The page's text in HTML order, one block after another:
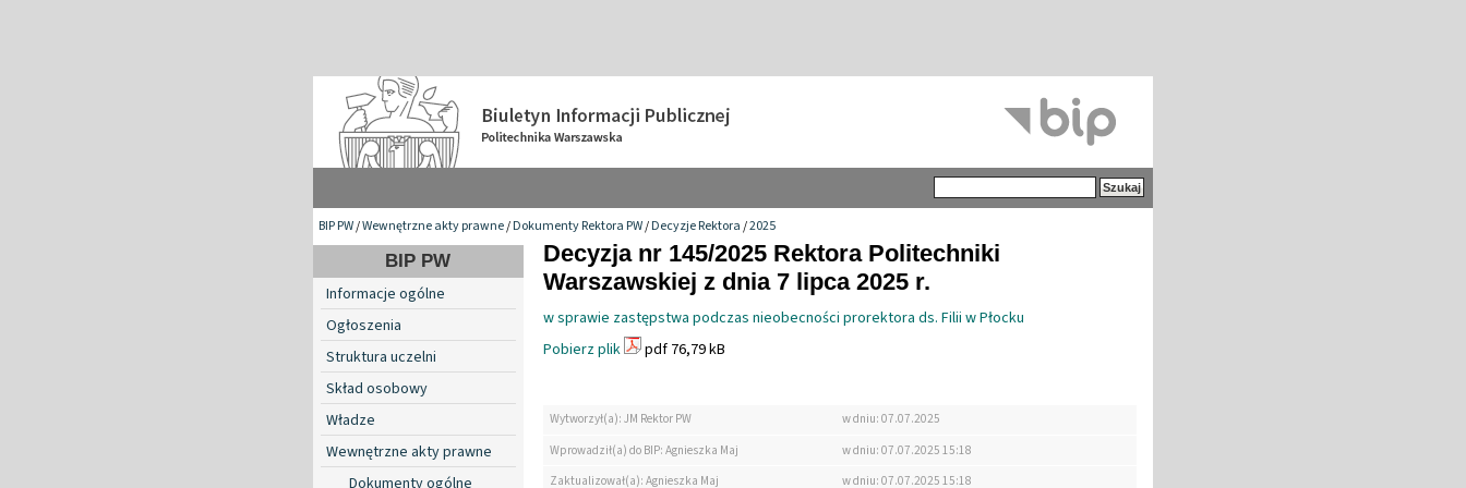
BIP PW/Wewnętrzne akty prawne/Dokumenty Rektora PW/Decyzje Rektora/2025
BIP PW
Informacje ogólne
Ogłoszenia
Struktura uczelni
Skład osobowy
Władze
Wewnętrzne akty prawne
Dokumenty ogólne
Decyzja nr 145/2025 Rektora Politechniki
Warszawskiej z dnia 7 lipca 2025 r.
w sprawie zastępstwa podczas nieobecności prorektora ds. Filii w Płocku
Pobierz plik
pdf 76,79 kB
Wytworzył(a): JM Rektor PW
w dniu: 07.07.2025
Wprowadził(a) do BIP: Agnieszka Maj
w dniu: 07.07.2025 15:18
Zaktualizował(a): Agnieszka Maj
w dniu: 07.07.2025 15:18